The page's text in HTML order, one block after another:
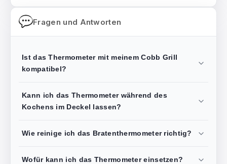
Fragen und Antworten
Ist das Thermometer mit meinem Cobb Grill
kompatibel?
Kann ich das Thermometer während des
Kochens im Deckel lassen?
Wie reinige ich das Bratenthermometer richtig?
Wofür kann ich das Thermometer einsetzen?